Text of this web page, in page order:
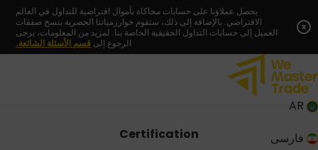
to
يحصل عملاؤنا على حسابات محاكاة بأموال افتراضية للتداول في العالم
الافتراضي. بالإضافة إلى ذلك، ستقوم خوارزمياتنا الحصرية بنسخ صفقات
العميل إلى حسابات التداول الحقيقية الخاصة بنا. لمزيد من المعلومات، يرجى
الرجوع إلى قسم الأسئلة الشائعة.
x
فارسی
Certification